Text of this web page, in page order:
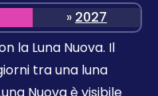
» 2027
la Luna Nuova. Il
tra una luna